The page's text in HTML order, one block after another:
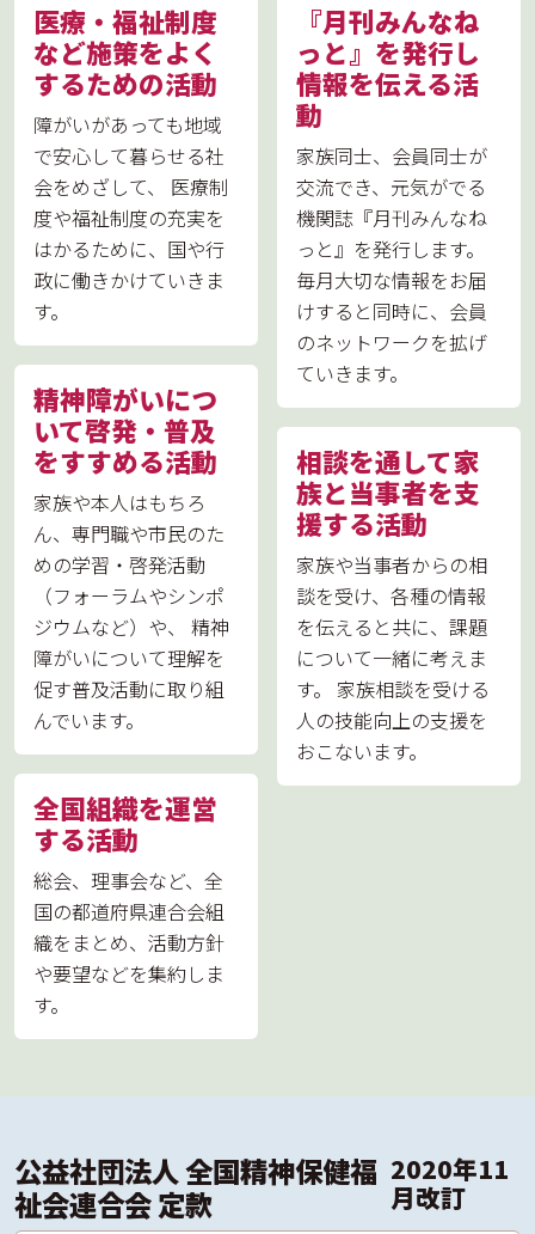
医療・福祉制度
など施策をよく
するための活動
障がいがあっても地域
で安心して暮らせる社
会をめざして、 医療制
度や福祉制度の充実を
はかるために、国や行
政に働きかけていきま
す。
『月刊みんなね
っと』を発行し
情報を伝える活
動
家族同士、会員同士が
交流でき、元気がでる
機関誌『月刊みんなね
っと』を発行します。
毎月大切な情報をお届
けすると同時に、会員
のネットワークを拡げ
ていきます。
精神障がいにつ
いて啓発・普及
をすすめる活動
家族や本人はもちろ
ん、専門職や市民のた
めの学習・啓発活動
（フォーラムやシンポ
ジウムなど）や、 精神
障がいについて理解を
促す普及活動に取り組
んでいます。
相談を通して家
族と当事者を支
援する活動
家族や当事者からの相
談を受け、各種の情報
を伝えると共に、課題
について一緒に考えま
す。 家族相談を受ける
人の技能向上の支援を
おこないます。
全国組織を運営
する活動
総会、理事会など、全
国の都道府県連合会組
織をまとめ、活動方針
や要望などを集約しま
す。
公益社団法人 全国精神保健福
祉会連合会 定款
2020年11
月改訂